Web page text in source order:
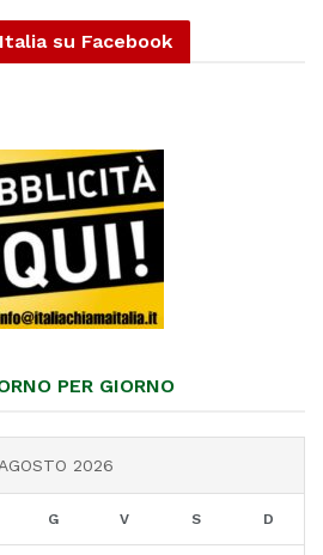
su Facebook
PER GIORNO
AGOSTO 2026
G V S D